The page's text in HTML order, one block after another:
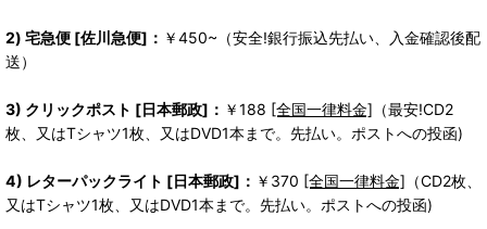
2) 宅急便 [佐川急便]： ￥450~（安全!銀行振込先払い、入金確認後配
送）
3) クリックポスト [日本郵政]： ￥188 [全国一律料金] （最安!CD2
枚、又はTシャツ1枚、又はDVD1本まで。先払い。ポストへの投函)
4) レターパックライト [日本郵政]： ￥370 [全国一律料金] （CD2枚、
又はTシャツ1枚、又はDVD1本まで。先払い。ポストへの投函)